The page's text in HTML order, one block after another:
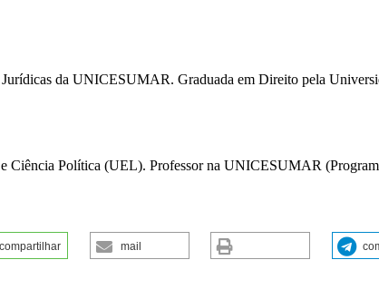
da UNICESUMAR. Graduada em Direito pela
Política (UEL). Professor na UNICESUMAR
compartilhar mail